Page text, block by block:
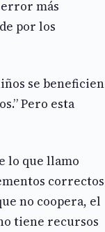
más
por los
se beneficien
Pero esta
lo que llamo
correctos
no coopera, el
tiene recursos